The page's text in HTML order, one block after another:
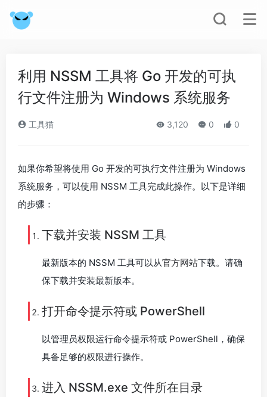
利用 NSSM 工具将 Go 开发的可执
行文件注册为 Windows 系统服务
工具猫 3,120 0 0
如果你希望将使用 Go 开发的可执行文件注册为 Windows
系统服务，可以使用 NSSM 工具完成此操作。以下是详细
的步骤：
下载并安装 NSSM 工具
最新版本的 NSSM 工具可以从官方网站下载。请确
保下载并安装最新版本。
打开命令提示符或 PowerShell
以管理员权限运行命令提示符或 PowerShell，确保
具备足够的权限进行操作。
进入 NSSM.exe 文件所在目录